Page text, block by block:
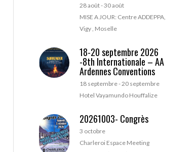
28 août-30 août
MISE A JOUR: Centre ADDEPPA,
Vigy , Moselle
18-20 septembre 2026
-8th Internationale – AA
Ardennes Conventions
18 septembre-20 septembre
Hotel Vayamundo Houffalize
20261003- Congrès
3 octobre
Charleroi Espace Meeting